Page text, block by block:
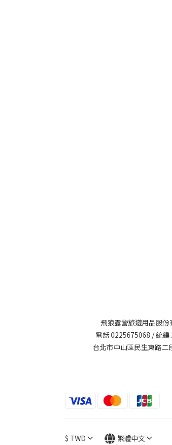
飛狼露營旅遊用品股份
電話 0225675068 / 統編
台北市中山區民生東路二
$ TWD 繁體中文